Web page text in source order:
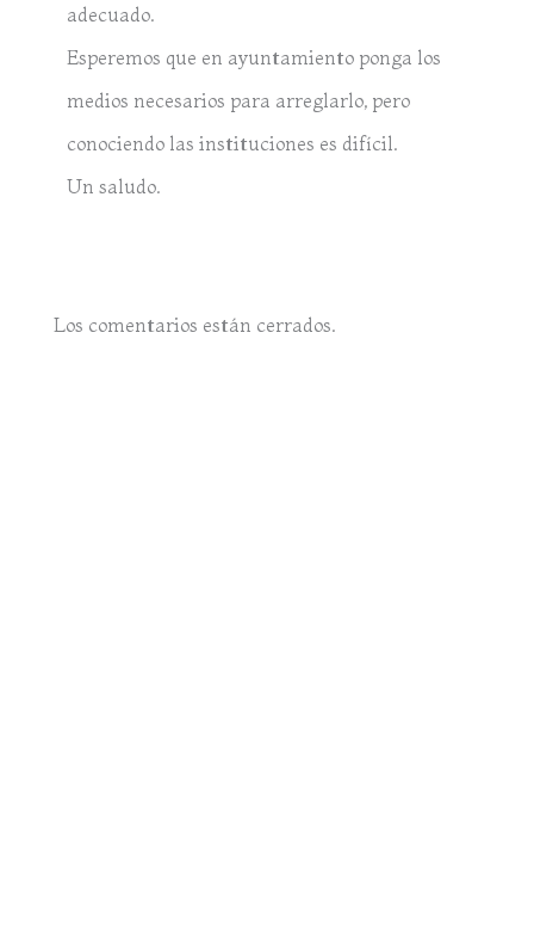
adecuado.
Esperemos que en ayuntamiento ponga los
medios necesarios para arreglarlo, pero
conociendo las instituciones es difícil.
Un saludo.
Los comentarios están cerrados.